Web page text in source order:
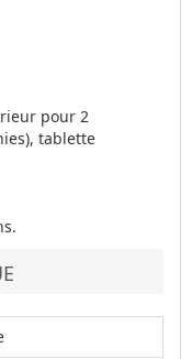
pour 2
tablette